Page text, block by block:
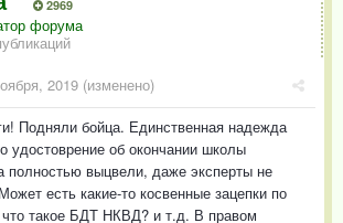
2969
форума
2019 (изменено)
Подняли бойца. Единственная надежда
удостоврение об окончании школы
выцвели, даже эксперты не
есть какие-то косвенные зацепки по
что такое БДТ НКВД? и т.д. В правом